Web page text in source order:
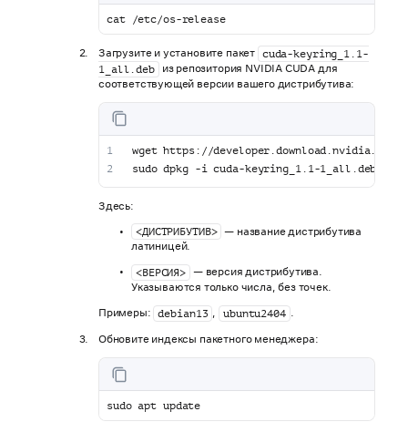
cat /etc/os-release
Загрузите и установите пакет cuda-keyring_1.1-
1_all.deb
из репозитория NVIDIA CUDA для
соответствующей версии вашего дистрибутива:
wget https://developer.download.nvidia.com/
sudo dpkg -i cuda-keyring_1.1-1_all.deb
Здесь:
<ДИСТРИБУТИВ> — название дистрибутива
латиницей.
<ВЕРСИЯ> — версия дистрибутива.
Указываются только числа, без точек.
Примеры: debian13 , ubuntu2404 .
Обновите индексы пакетного менеджера:
sudo apt update